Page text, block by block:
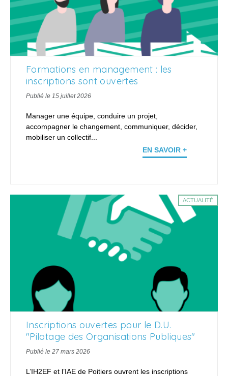
Formations en management : les
inscriptions sont ouvertes
Publié le 15 juillet 2026
Manager une équipe, conduire un projet,
accompagner le changement, communiquer, décider,
mobiliser un collectif...
EN SAVOIR +
ACTUALITÉ
Inscriptions ouvertes pour le D.U.
"Pilotage des Organisations Publiques"
Publié le 27 mars 2026
L’IH2EF et l’IAE de Poitiers ouvrent les inscriptions